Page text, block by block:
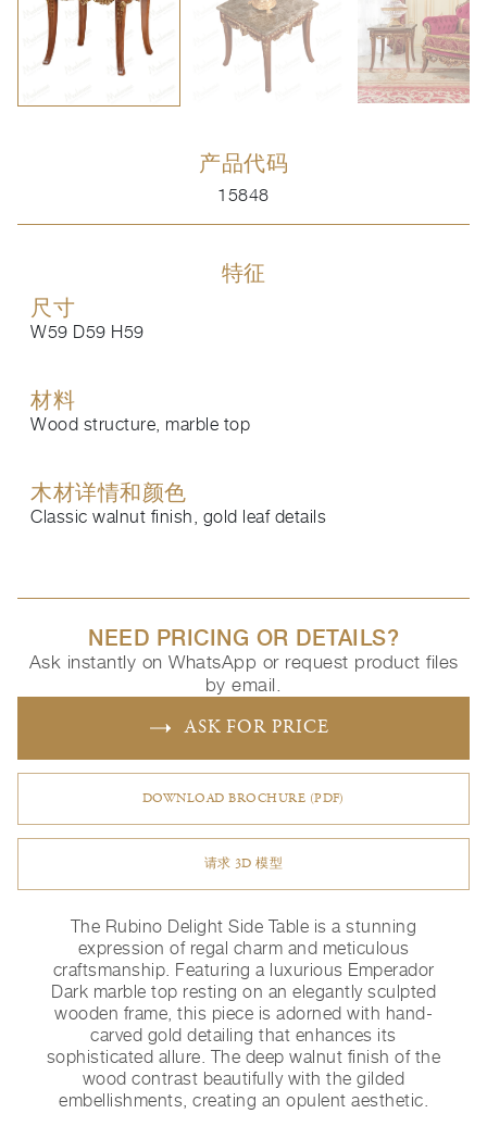
产品代码
15848
特征
尺寸
W59 D59 H59
材料
Wood structure, marble top
木材详情和颜色
Classic walnut finish, gold leaf details
NEED PRICING OR DETAILS?
Ask instantly on WhatsApp or request product files
by email.
ASK FOR PRICE
DOWNLOAD BROCHURE (PDF)
请求 3D 模型
The Rubino Delight Side Table is a stunning
expression of regal charm and meticulous
craftsmanship. Featuring a luxurious Emperador
Dark marble top resting on an elegantly sculpted
wooden frame, this piece is adorned with hand-
carved gold detailing that enhances its
sophisticated allure. The deep walnut finish of the
wood contrast beautifully with the gilded
embellishments, creating an opulent aesthetic.